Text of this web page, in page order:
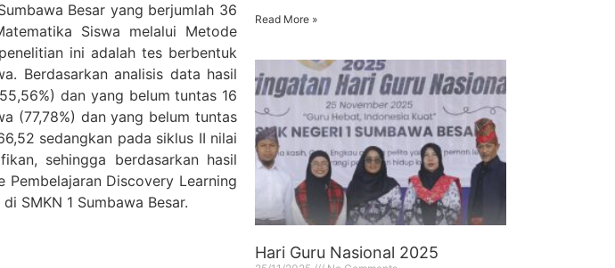
Besar yang berjumlah 36
Siswa melalui Metode
ini adalah tes berbentuk
Berdasarkan analisis data hasil
dan yang belum tuntas 16
(77,78%) dan yang belum tuntas
sedangkan pada siklus II nilai
sehingga berdasarkan hasil
Discovery Learning
SMKN 1 Sumbawa Besar.
Read More »
Hari Guru Nasional 2025